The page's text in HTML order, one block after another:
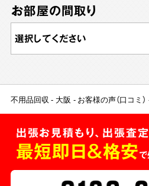
お部屋の間取り
不用品回収 大阪 お客様の声（口コミ）
出張お見積もり、出張査
最短即日＆格安で